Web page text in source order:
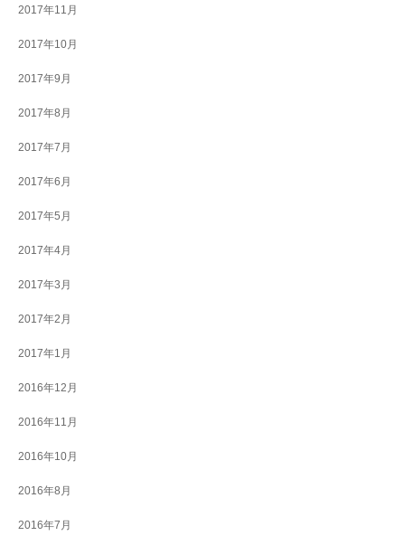
2017年11月
2017年10月
2017年9月
2017年8月
2017年7月
2017年6月
2017年5月
2017年4月
2017年3月
2017年2月
2017年1月
2016年12月
2016年11月
2016年10月
2016年8月
2016年7月